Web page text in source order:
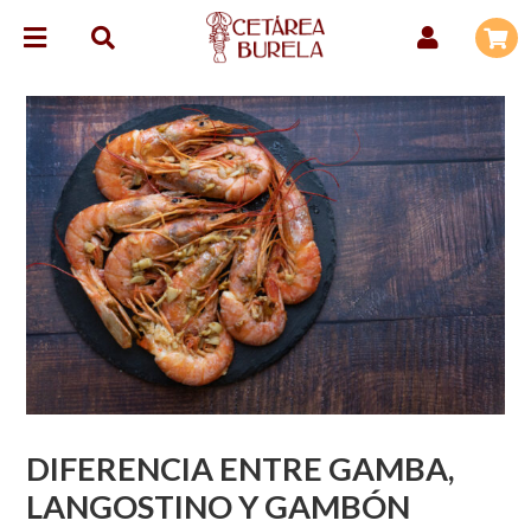
DIFERENCIA ENTRE GAMBA,
LANGOSTINO Y GAMBÓN